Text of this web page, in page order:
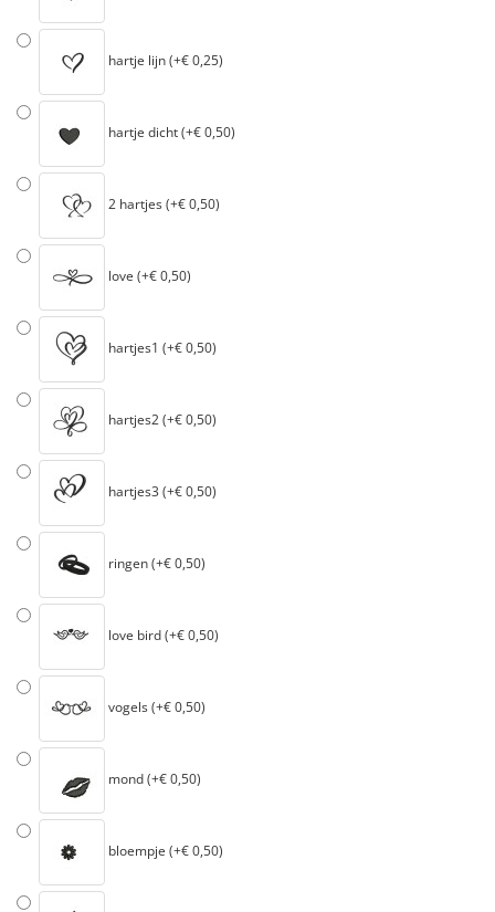
hartje lijn (+€ 0,25)
hartje dicht (+€ 0,50)
2 hartjes (+€ 0,50)
love (+€ 0,50)
hartjes1 (+€ 0,50)
hartjes2 (+€ 0,50)
hartjes3 (+€ 0,50)
ringen (+€ 0,50)
love bird (+€ 0,50)
vogels (+€ 0,50)
mond (+€ 0,50)
bloempje (+€ 0,50)